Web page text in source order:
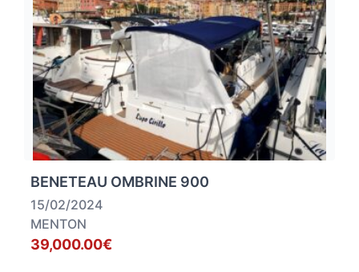
BENETEAU OMBRINE 900
15/02/2024
MENTON
39,000.00€